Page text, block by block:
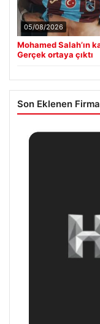
05/08/2026
Mohamed Salah’ın
Gerçek ortaya çıktı
Son Eklenen